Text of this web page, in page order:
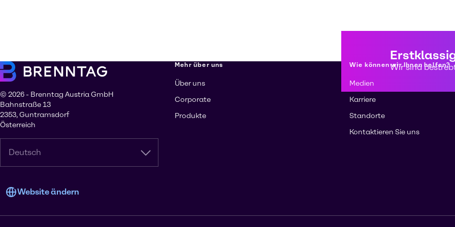
Wir sind
© 2026 - Brenntag Austria GmbH
Bahnstraße 13
2353, Guntramsdorf
Österreich
Deutsch
Website ändern
Mehr über uns
Über uns
Corporate
Produkte
Wie können wir Ihnen helfen?
Medien
Karriere
Standorte
Kontaktieren Sie uns